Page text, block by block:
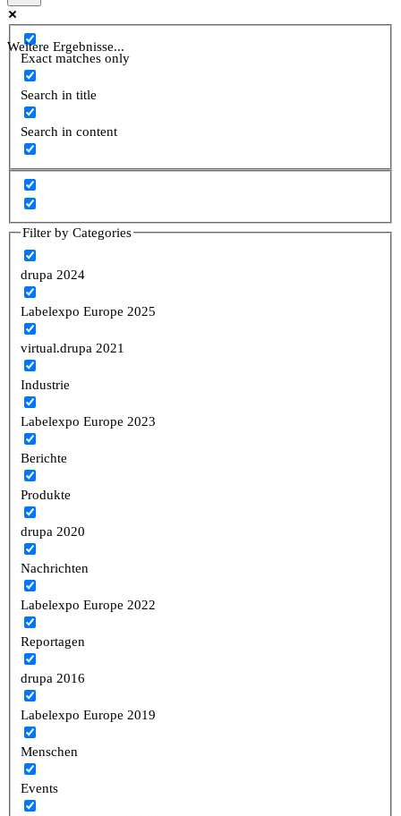
Weitere Ergebnisse...
Exact matches only
Search in title
Search in content
Filter by Categories
drupa 2024
Labelexpo Europe 2025
virtual.drupa 2021
Industrie
Labelexpo Europe 2023
Berichte
Produkte
drupa 2020
Nachrichten
Labelexpo Europe 2022
Reportagen
drupa 2016
Labelexpo Europe 2019
Menschen
Events